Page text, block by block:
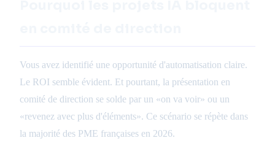
Vous avez identifié une opportunité d'automatisation claire.
Le ROI semble évident. Et pourtant, la présentation en
comité de direction se solde par un «on va voir» ou un
«revenez avec plus d'éléments». Ce scénario se répète dans
la majorité des PME françaises en 2026.